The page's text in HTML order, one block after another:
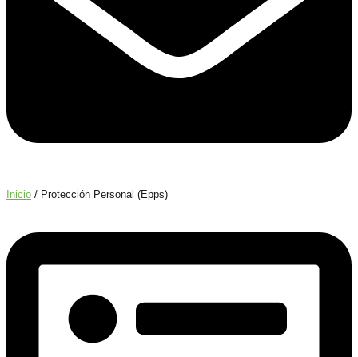
Inicio / Protección Personal (Epps)